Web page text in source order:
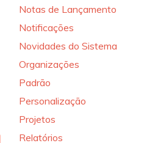
Notas de Lançamento
Notificações
Novidades do Sistema
Organizações
Padrão
Personalização
Projetos
Relatórios